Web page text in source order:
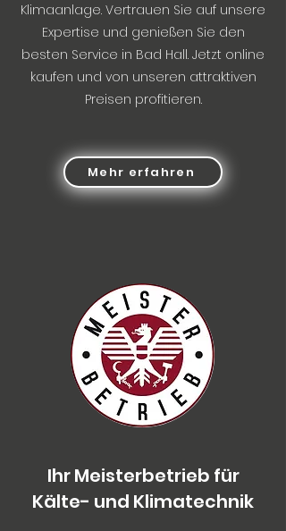
Klimaanlage. Vertrauen Sie auf unsere
Expertise und genießen Sie den
besten Service in Bad Hall. Jetzt online
kaufen und von unseren attraktiven
Preisen profitieren.
Mehr erfahren
Ihr Meisterbetrieb für
Kälte- und Klimatechnik